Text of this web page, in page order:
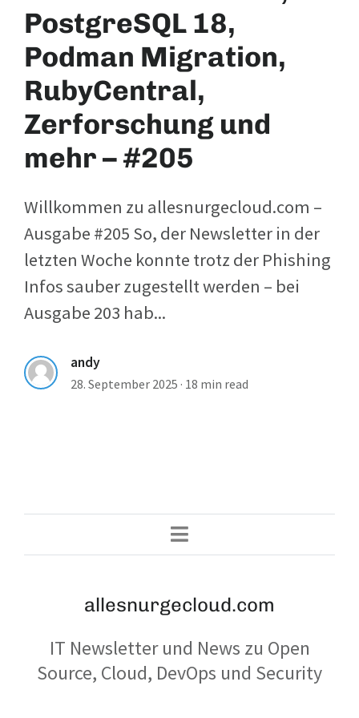
PostgreSQL 18,
Podman Migration,
RubyCentral,
Zerforschung und
mehr – #205
Willkommen zu allesnurgecloud.com –
Ausgabe #205 So, der Newsletter in der
letzten Woche konnte trotz der Phishing
Infos sauber zugestellt werden – bei
Ausgabe 203 hab...
andy
28. September 2025 · 18 min read
allesnurgecloud.com
IT Newsletter und News zu Open
Source, Cloud, DevOps und Security